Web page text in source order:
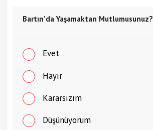
Bartın'da Yaşamaktan Mutlumusunuz?
Evet
Hayır
Kararsızım
Düşünüyorum